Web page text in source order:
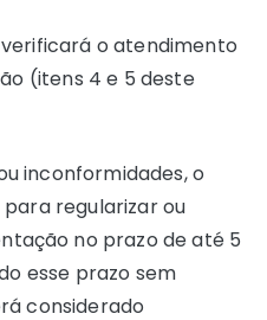
o atendimento
(itens 4 e 5 deste
inconformidades, o
regularizar ou
no prazo de até 5
esse prazo sem
considerado